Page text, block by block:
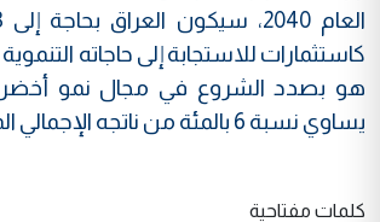
كاستثمارات للاستجابة إلى حاجاته التنموية
هو بصدد الشروع في مجال نمو
يساوي نسبة 6 بالمئة من ناتجه الإجمالي المحلي سنويا.
كلمات مفتاحية